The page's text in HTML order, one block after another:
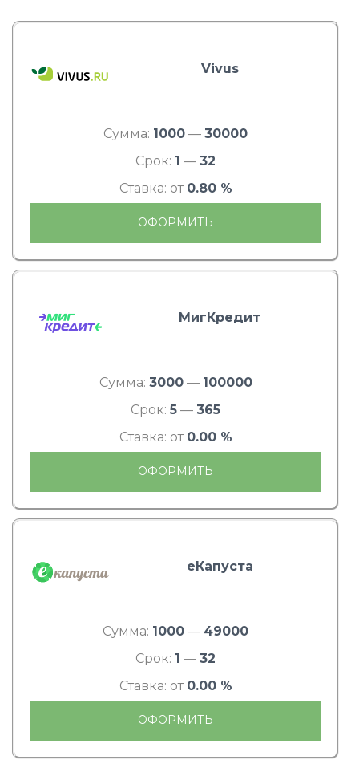
Vivus
Сумма: 1000 — 30000
Срок: 1 — 32
Ставка: от 0.80 %
ОФОРМИТЬ
МигКредит
Сумма: 3000— 100000
Срок: 5 — 365
Ставка: от 0.00 %
ОФОРМИТЬ
еКапуста
Сумма: 1000 — 49000
Срок: 1 — 32
Ставка: от 0.00 %
ОФОРМИТЬ